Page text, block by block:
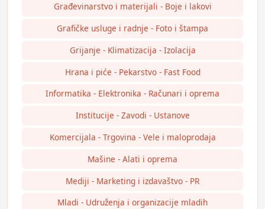
Građevinarstvo i materijali - Boje i lakovi
Grafičke usluge i radnje - Foto i štampa
Grijanje - Klimatizacija - Izolacija
Hrana i piće - Pekarstvo - Fast Food
Informatika - Elektronika - Računari i oprema
Institucije - Zavodi - Ustanove
Komercijala - Trgovina - Vele i maloprodaja
Mašine - Alati i oprema
Mediji - Marketing i izdavaštvo - PR
Mladi - Udruženja i organizacije mladih